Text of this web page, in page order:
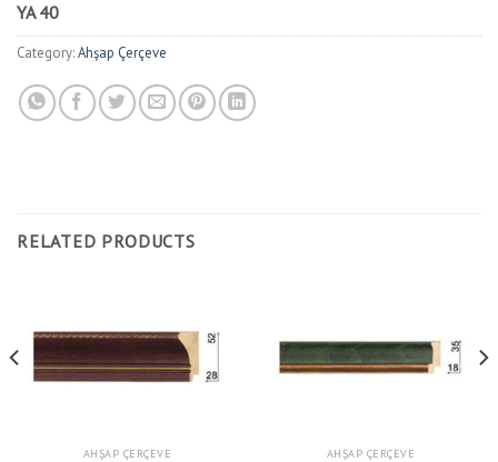
YA 40
Category:Ahşap Çerçeve
RELATED PRODUCTS
AHŞAP ÇERÇEVE AHŞAP ÇERÇEVE